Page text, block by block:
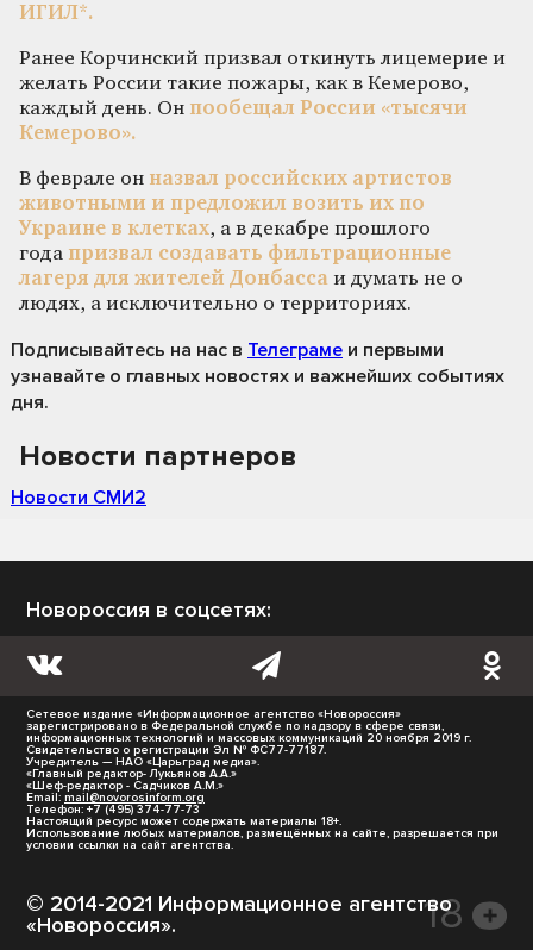
ИГИЛ*.
Ранее Корчинский призвал откинуть лицемерие и
желать России такие пожары, как в Кемерово,
каждый день. Он пообещал России «тысячи
Кемерово».
В феврале он назвал российских артистов
животными и предложил возить их по
Украине в клетках, а в декабре прошлого
года призвал создавать фильтрационные
лагеря для жителей Донбасса и думать не о
людях, а исключительно о территориях.
Подписывайтесь на нас в Телеграме и первыми
узнавайте о главных новостях и важнейших событиях
дня.
Новости партнеров
Новости СМИ2
Новороссия в соцсетях:
Сетевое издание «Информационное агентство «Новороссия»
зарегистрировано в Федеральной службе по надзору в сфере связи,
информационных технологий и массовых коммуникаций 20 ноября 2019 г.
Свидетельство о регистрации Эл № ФС77-77187.
Учредитель — НАО «Царьград медиа».
«Главный редактор- Лукьянов А.А.»
«Шеф-редактор - Садчиков А.М.»
Email: mail@novorosinform.org
Телефон: +7 (495) 374-77-73
Настоящий ресурс может содержать материалы 18+.
Использование любых материалов, размещённых на сайте, разрешается при
условии ссылки на сайт агентства.
© 2014-2021 Информационное агентство
«Новороссия».